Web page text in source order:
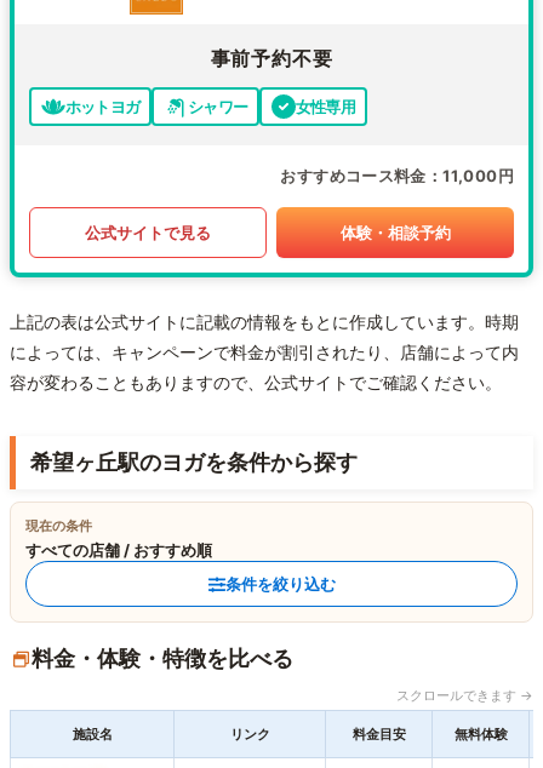
事前予約不要
ホットヨガ シャワー 女性専用
おすすめコース料金 11,000円
公式サイトで見る 体験・相談予約
上記の表は公式サイトに記載の情報をもとに作成しています。時期
によっては、キャンペーンで料金が割引されたり、店舗によって内
容が変わることもありますので、公式サイトでご確認ください。
希望ヶ丘駅のヨガを条件から探す
現在の条件
すべての店舗 / おすすめ順
条件を絞り込む
料金・体験・特徴を比べる
スクロールできます →
施設名 リンク 料金目安 無料体験